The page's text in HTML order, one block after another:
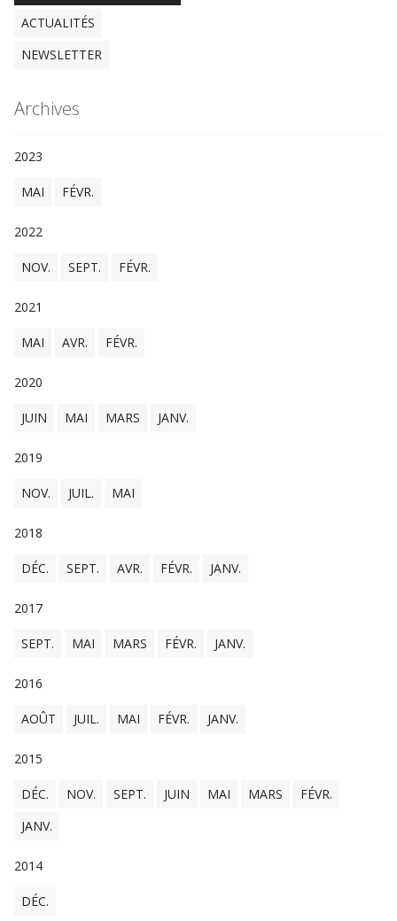
ACTUALITÉS
NEWSLETTER
Archives
2023
MAI FÉVR.
2022
NOV. SEPT. FÉVR.
2021
MAI AVR. FÉVR.
2020
JUIN MAI MARS JANV.
2019
NOV. JUIL. MAI
2018
DÉC. SEPT. AVR. FÉVR. JANV.
2017
SEPT. MAI MARS FÉVR. JANV.
2016
AOÛT JUIL. MAI FÉVR. JANV.
2015
DÉC. NOV. SEPT. JUIN MAI MARS
FÉVR.
JANV.
2014
DÉC.